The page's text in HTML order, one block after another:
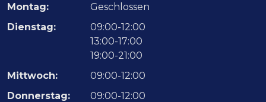
Montag:
Geschlossen
Dienstag:
09:00-12:00
13:00-17:00
19:00-21:00
Mittwoch:
09:00-12:00
Donnerstag:
09:00-12:00